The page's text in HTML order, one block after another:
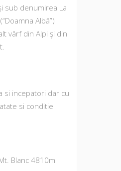
sub denumirea La
Albă”)
vârf din Alpi şi din
si incepatori dar cu
si conditie
Blanc 4810m